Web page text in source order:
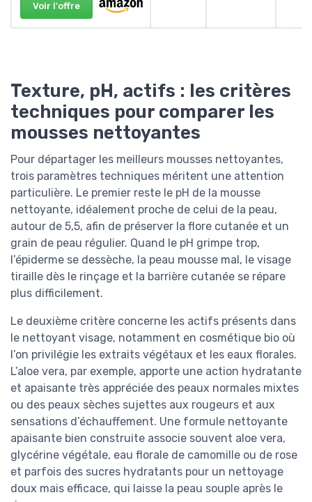
Voir l'offre
Texture, pH, actifs : les critères
techniques pour comparer les
mousses nettoyantes
Pour départager les meilleurs mousses nettoyantes,
trois paramètres techniques méritent une attention
particulière. Le premier reste le pH de la mousse
nettoyante, idéalement proche de celui de la peau,
autour de 5,5, afin de préserver la flore cutanée et un
grain de peau régulier. Quand le pH grimpe trop,
l’épiderme se dessèche, la peau mousse mal, le visage
tiraille dès le rinçage et la barrière cutanée se répare
plus difficilement.
Le deuxième critère concerne les actifs présents dans
le nettoyant visage, notamment en cosmétique bio où
l’on privilégie les extraits végétaux et les eaux florales.
L’aloe vera, par exemple, apporte une action hydratante
et apaisante très appréciée des peaux normales mixtes
ou des peaux sèches sujettes aux rougeurs et aux
sensations d’échauffement. Une formule nettoyante
apaisante bien construite associe souvent aloe vera,
glycérine végétale, eau florale de camomille ou de rose
et parfois des sucres hydratants pour un nettoyage
doux mais efficace, qui laisse la peau souple après le